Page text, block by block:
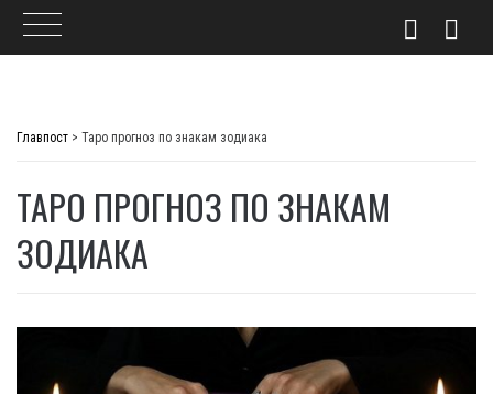
Главпост > Таро прогноз по знакам зодиака
ТАРО ПРОГНОЗ ПО ЗНАКАМ
ЗОДИАКА